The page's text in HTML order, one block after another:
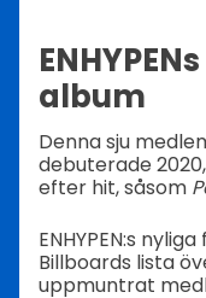
album
Denna sju
debuterade
efter hit, såsom
ENHYPEN:s
Billboards lista
uppmuntrat